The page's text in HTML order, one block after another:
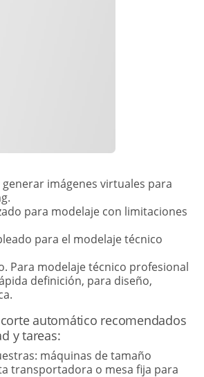
generar imágenes virtuales para
para modelaje con limitaciones
para el modelaje técnico
Para modelaje técnico profesional
definición, para diseño,
automático recomendados
y tareas:
máquinas de tamaño
transportadora o mesa fija para